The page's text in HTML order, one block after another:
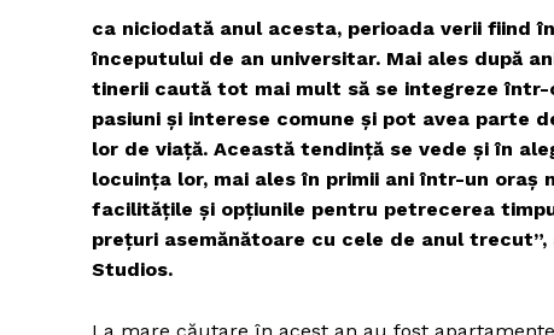
ca niciodată anul acesta, perioada verii fiind
începutului de an universitar. Mai ales după
tinerii caută tot mai mult să se integreze
pasiuni și interese comune și pot avea parte
lor de viață. Această tendință se vede și în
locuința lor, mai ales în primii ani într-un oraș
facilitățile și opțiunile pentru petrecerea
prețuri asemănătoare cu cele de anul trecut”,
Studios.